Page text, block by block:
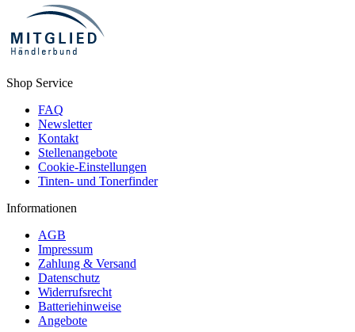
Shop Service
FAQ
Newsletter
Kontakt
Stellenangebote
Cookie-Einstellungen
Tinten- und Tonerfinder
Informationen
AGB
Impressum
Zahlung & Versand
Datenschutz
Widerrufsrecht
Batteriehinweise
Angebote